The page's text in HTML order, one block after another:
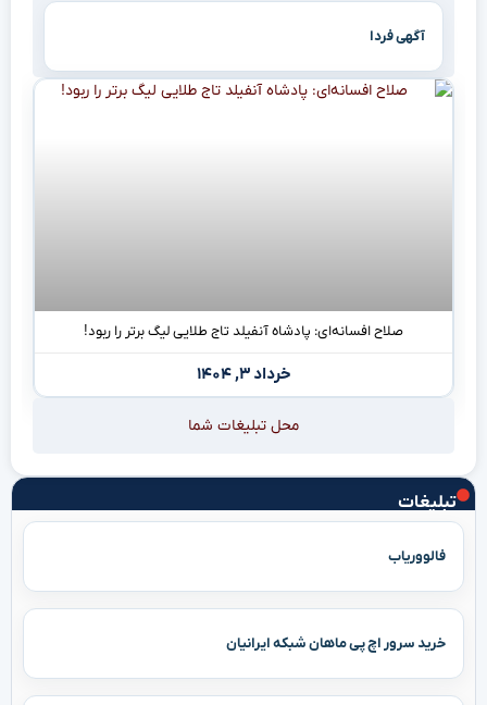
تبلیغات
فالووریاب
خرید سرور اچ پی ماهان شبکه ایرانیان
آگهی فردا
صلاح افسانه‌ای: پادشاه آنفیلد تاج طلایی لیگ برتر را ربود!
خرداد ۳, ۱۴۰۴
محل تبلیغات شما